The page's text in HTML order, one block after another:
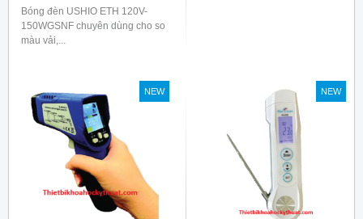
Bóng đèn USHIO ETH 120V-
150WGSNF chuyên dùng cho so
màu vải,...
NEW NEW